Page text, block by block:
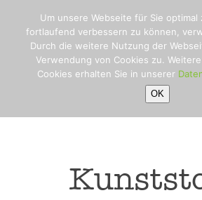
content
Open
mobile
menu
Close
mobile
menu
Um unsere Webseite für Sie
fortlaufend verbessern zu können,
Durch die weitere Nutzung der
Verwendung von Cookies zu.
Cookies erhalten Sie in unserer
OK